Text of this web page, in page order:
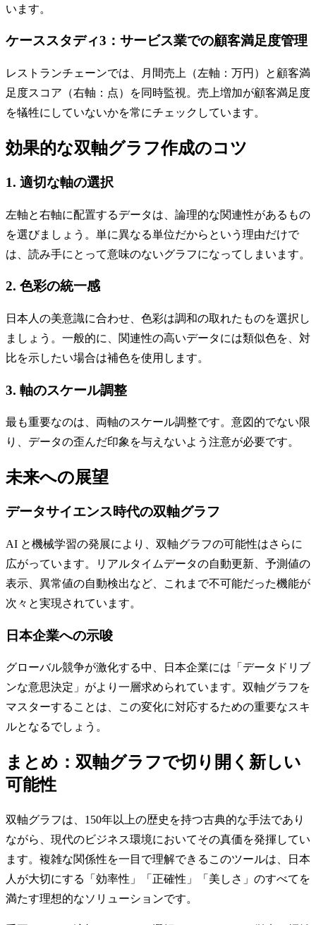
います。
ケーススタディ3：サービス業での顧客満足度管理
レストランチェーンでは、月間売上（左軸：万円）と顧客満
足度スコア（右軸：点）を同時監視。売上増加が顧客満足度
を犠牲にしていないかを常にチェックしています。
効果的な双軸グラフ作成のコツ
1. 適切な軸の選択
左軸と右軸に配置するデータは、論理的な関連性があるもの
を選びましょう。単に異なる単位だからという理由だけで
は、読み手にとって意味のないグラフになってしまいます。
2. 色彩の統一感
日本人の美意識に合わせ、色彩は調和の取れたものを選択し
ましょう。一般的に、関連性の高いデータには類似色を、対
比を示したい場合は補色を使用します。
3. 軸のスケール調整
最も重要なのは、両軸のスケール調整です。意図的でない限
り、データの歪んだ印象を与えないよう注意が必要です。
未来への展望
データサイエンス時代の双軸グラフ
AI と機械学習の発展により、双軸グラフの可能性はさらに
広がっています。リアルタイムデータの自動更新、予測値の
表示、異常値の自動検出など、これまで不可能だった機能が
次々と実現されています。
日本企業への示唆
グローバル競争が激化する中、日本企業には「データドリブ
ンな意思決定」がより一層求められています。双軸グラフを
マスターすることは、この変化に対応するための重要なスキ
ルとなるでしょう。
まとめ：双軸グラフで切り開く新しい
可能性
双軸グラフは、150年以上の歴史を持つ古典的な手法であり
ながら、現代のビジネス環境においてその真価を発揮してい
ます。複雑な関係性を一目で理解できるこのツールは、日本
人が大切にする「効率性」「正確性」「美しさ」のすべてを
満たす理想的なソリューションです。